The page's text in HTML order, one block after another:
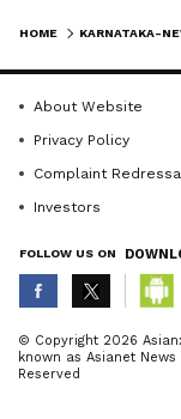
ಪಾತ್ರರಾಗಿದ್ದಾರೆ
ಶಿವಮೊಗ್ಗದಲ್ಲಿ
ಶರಾವತಿ ನದಿಗೆ
ನಿರ್ಮಾಣವಾಗಿದೆ.
ರೈಲ್ವೆ
ABOUT THE
K
HOME KARNATAKA-
About Website
Privacy Policy
Complaint Redressal
Investors
FOLLOW US ON
© Copyright 2026
known as Asianet
Reserved